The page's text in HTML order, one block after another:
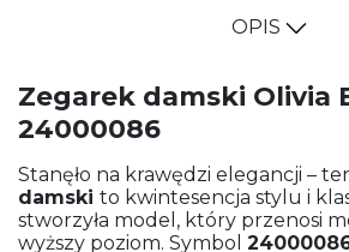
OPIS
Zegarek damski Olivia
24000086
Stanęło na krawędzi elegancji –
damski to kwintesencja stylu i
stworzyła model, który przenosi
wyższy poziom. Symbol